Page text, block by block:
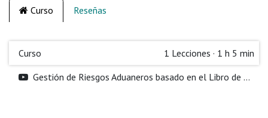
Curso Reseñas
Curso 1 Lecciones · 1 h 5 min
Gestión de Riesgos Aduaneros basado en el Libro de Gran Renombre